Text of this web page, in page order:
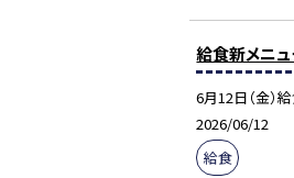
給食新メニ
6月12日（金）
2026/06/12
給食